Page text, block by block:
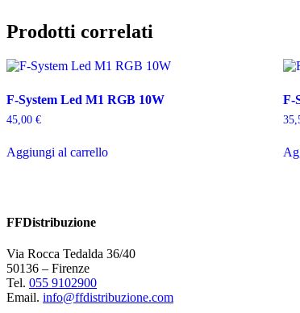
Prodotti correlati
F-System Led M1 RGB 10W
45,00 €
Aggiungi al carrello
F-
FFDistribuzione
Via Rocca Tedalda 36/40
50136 – Firenze
Tel. 055 9102900
Email. info@ffdistribuzione.com